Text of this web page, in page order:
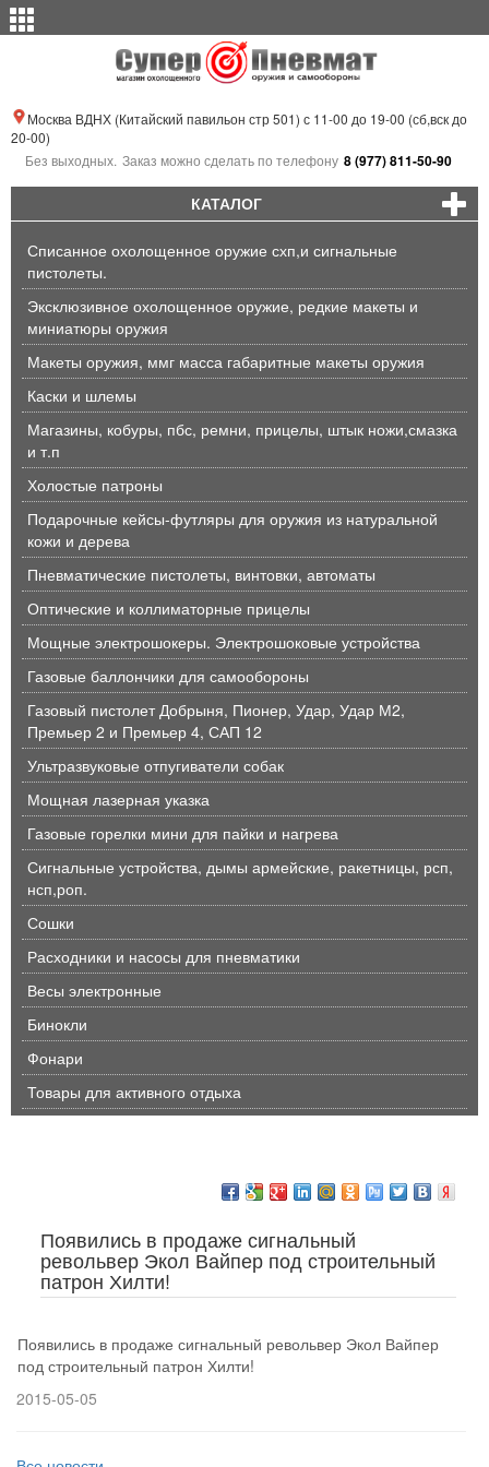
Москва ВДНХ (Китайский павильон стр 501) с 11-00 до 19-00 (сб,вск до
20-00)
Без выходных. Заказ можно сделать по телефону 8 (977) 811-50-90
КАТАЛОГ
Списанное охолощенное оружие схп,и сигнальные
пистолеты.
Эксклюзивное охолощенное оружие, редкие макеты и
миниатюры оружия
Макеты оружия, ммг масса габаритные макеты оружия
Каски и шлемы
Магазины, кобуры, пбс, ремни, прицелы, штык ножи,смазка
и т.п
Холостые патроны
Подарочные кейсы-футляры для оружия из натуральной
кожи и дерева
Пневматические пистолеты, винтовки, автоматы
Оптические и коллиматорные прицелы
Мощные электрошокеры. Электрошоковые устройства
Газовые баллончики для самообороны
Газовый пистолет Добрыня, Пионер, Удар, Удар М2,
Премьер 2 и Премьер 4, САП 12
Ультразвуковые отпугиватели собак
Мощная лазерная указка
Газовые горелки мини для пайки и нагрева
Сигнальные устройства, дымы армейские, ракетницы, рсп,
нсп,роп.
Сошки
Расходники и насосы для пневматики
Весы электронные
Бинокли
Фонари
Товары для активного отдыха
Появились в продаже сигнальный
револьвер Экол Вайпер под строительный
патрон Хилти!
Появились в продаже сигнальный револьвер Экол Вайпер
под строительный патрон Хилти!
2015-05-05